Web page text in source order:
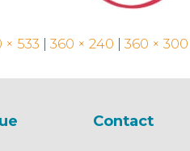
× 533 360 × 240 360 × 300
Contact